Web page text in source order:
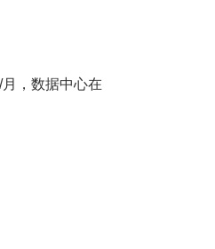
，数据中心在